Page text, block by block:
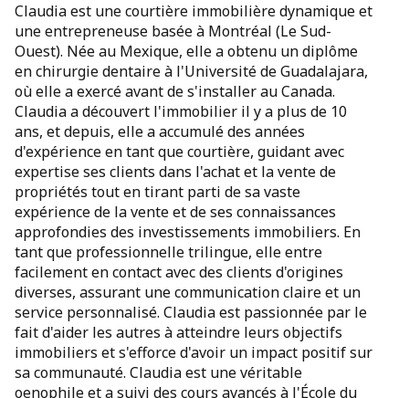
Claudia est une courtière immobilière dynamique et
une entrepreneuse basée à Montréal (Le Sud-
Ouest). Née au Mexique, elle a obtenu un diplôme
en chirurgie dentaire à l'Université de Guadalajara,
où elle a exercé avant de s'installer au Canada.
Claudia a découvert l'immobilier il y a plus de 10
ans, et depuis, elle a accumulé des années
d'expérience en tant que courtière, guidant avec
expertise ses clients dans l'achat et la vente de
propriétés tout en tirant parti de sa vaste
expérience de la vente et de ses connaissances
approfondies des investissements immobiliers. En
tant que professionnelle trilingue, elle entre
facilement en contact avec des clients d'origines
diverses, assurant une communication claire et un
service personnalisé. Claudia est passionnée par le
fait d'aider les autres à atteindre leurs objectifs
immobiliers et s'efforce d'avoir un impact positif sur
sa communauté. Claudia est une véritable
oenophile et a suivi des cours avancés à l'École du